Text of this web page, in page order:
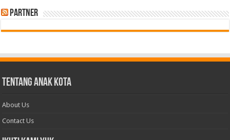
Partner
Tentang Anak Kota
About Us
Contact Us